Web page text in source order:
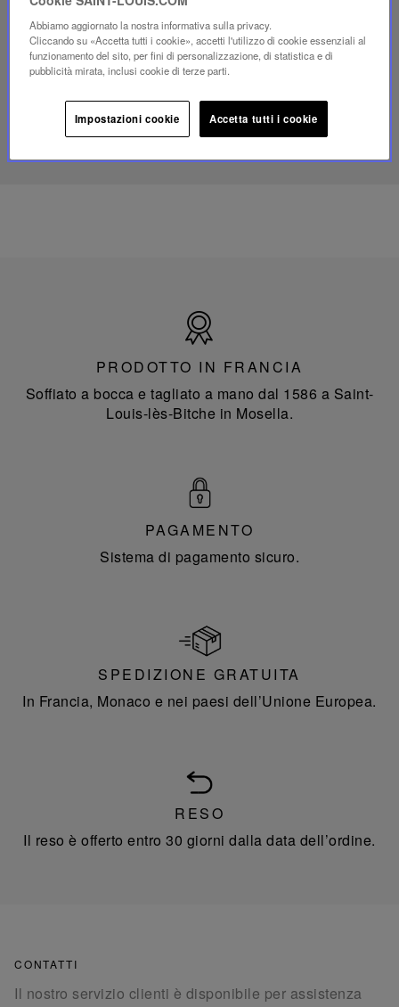
SCOPRI IL NOSTRO SAVOIR-FAIRE
YouTube,
lampada
portatile
mini
Francia
PRODOTTO IN FRANCIA
Soffiato a bocca e tagliato a mano dal 1586 a Saint-
Louis-lès-Bitche in Mosella.
PAGAMENTO
Sistema di pagamento sicuro.
SPEDIZIONE GRATUITA
In Francia, Monaco e nei paesi dell’Unione Europea.
RESO
Il reso è offerto entro 30 giorni dalla data dell’ordine.
CONTATTI
Il nostro servizio clienti è disponibile per assistenza
Abbiamo aggiornato la nostra informativa sulla privacy.
Cliccando su «Accetta tutti i cookie», accetti l'utilizzo di cookie essenziali al
funzionamento del sito, per fini di personalizzazione, di statistica e di
pubblicità mirata, inclusi cookie di terze parti.
Impostazioni cookie Accetta tutti i cookie